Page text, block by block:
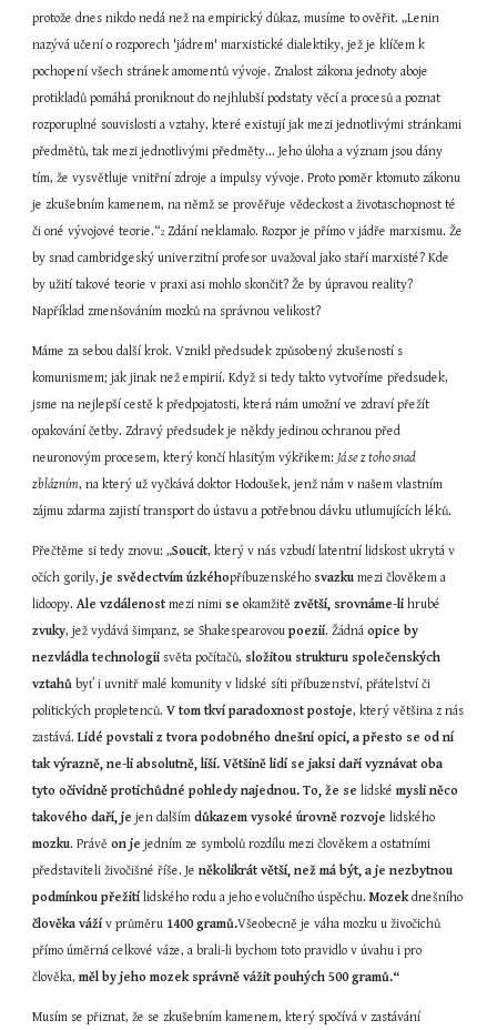
protože dnes nikdo nedá než na empirický důkaz, musíme to ověřit. „Lenin
nazývá učení o rozporech 'jádrem' marxistické dialektiky, jež je klíčem k
pochopení všech stránek amomentů vývoje. Znalost zákona jednoty aboje
protikladů pomáhá proniknout do nejhlubší podstaty věcí a procesů a poznat
rozporuplné souvislosti a vztahy, které existují jak mezi jednotlivými stránkami
předmětů, tak mezi jednotlivými předměty... Jeho úloha a význam jsou dány
tím, že vysvětluje vnitřní zdroje a impulsy vývoje. Proto poměr ktomuto zákonu
je zkušebním kamenem, na němž se prověřuje vědeckost a životaschopnost té
či oné vývojové teorie.“2 Zdání neklamalo. Rozpor je přímo v jádře marxismu. Že
by snad cambridgeský univerzitní profesor uvažoval jako staří marxisté? Kde
by užití takové teorie v praxi asi mohlo skončit? Že by úpravou reality?
Například zmenšováním mozků na správnou velikost?
Máme za sebou další krok. Vznikl předsudek způsobený zkušeností s
komunismem; jak jinak než empirií. Když si tedy takto vytvoříme předsudek,
jsme na nejlepší cestě k předpojatosti, která nám umožní ve zdraví přežít
opakování četby. Zdravý předsudek je někdy jedinou ochranou před
neuronovým procesem, který končí hlasitým výkřikem: Já se z toho snad
zblázním, na který už vyčkává doktor Hodoušek, jenž nám v našem vlastním
zájmu zdarma zajistí transport do ústavu a potřebnou dávku utlumujících léků.
Přečtěme si tedy znovu: „Soucit, který v nás vzbudí latentní lidskost ukrytá v
očích gorily, je svědectvím úzkéhopříbuzenského svazku mezi člověkem a
lidoopy. Ale vzdálenost mezi nimi se okamžitě zvětší, srovnáme-li
zvuky, jež vydává šimpanz, se Shakespearovou poezií. Žádná opice by
nezvládla technologii světa počítačů, složitou strukturu společenských
vztahů byť i uvnitř malé komunity v lidské síti příbuzenství, přátelství či
politických propletenců. V tom tkví paradoxnost postoje, který většina z nás
zastává. Lidé povstali z tvora podobného dnešní opici, a přesto se od ní
tak výrazně, ne-li absolutně, liší. Většině lidí se jaksi daří vyznávat oba
tyto očividně protichůdné pohledy najednou. To, že se lidské mysli něco
takového daří, je jen dalším důkazem vysoké úrovně rozvoje
mozku. Právě on je jedním ze symbolů rozdílu mezi člověkem a ostatními
představiteli živočišné říše. Je několikrát větší, než má být, a je nezbytnou
podmínkou přežití lidského rodu a jeho evolučního úspěchu. Mozek
člověka váží v průměru 1400 gramů.Všeobecně je váha mozku u živočichů
přímo úměrná celkové váze, a brali-li bychom toto pravidlo v úvahu i pro
člověka, měl by jeho mozek správně vážit pouhých 500 gramů.“
Musím se přiznat, že se zkušebním kamenem, který spočívá v zastávání